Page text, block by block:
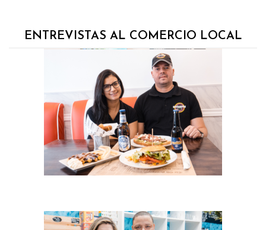
ENTREVISTAS AL COMERCIO LOCAL